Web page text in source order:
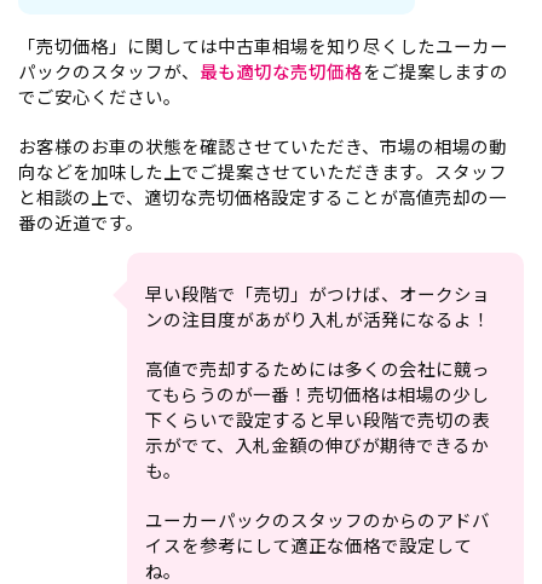
「売切価格」に関しては中古車相場を知り尽くしたユーカー
パックのスタッフが、 最も適切な売切価格をご提案しますの
でご安心ください。
お客様のお車の状態を確認させていただき、市場の相場の動
向などを加味した上でご提案させていただきます。スタッフ
と相談の上で、適切な売切価格設定することが高値売却の一
番の近道です。
早い段階で「売切」がつけば、オークショ
ンの注目度があがり入札が活発になるよ！
高値で売却するためには多くの会社に競っ
てもらうのが一番！売切価格は相場の少し
下くらいで設定すると早い段階で売切の表
示がでて、入札金額の伸びが期待できるか
も。
ユーカーパックのスタッフのからのアドバ
イスを参考にして適正な価格で設定して
ね。